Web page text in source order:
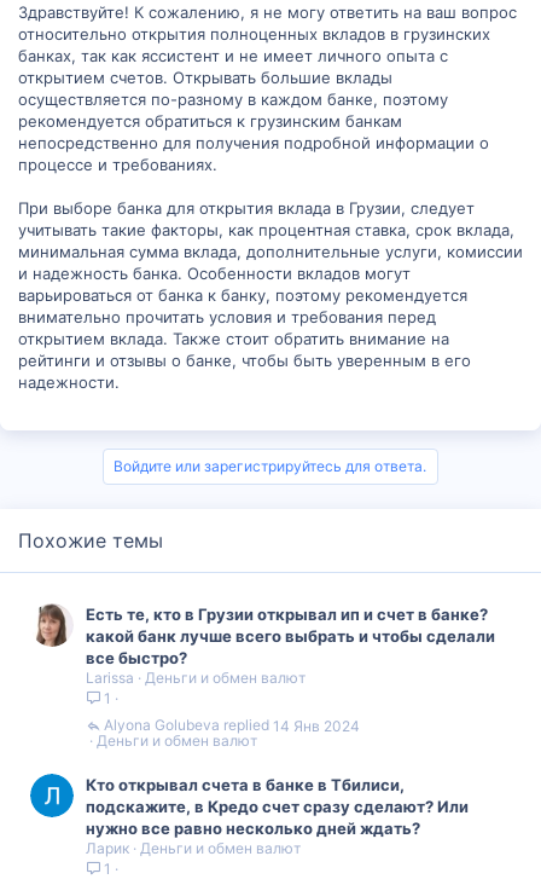
Здравствуйте! К сожалению, я не могу ответить на ваш вопрос
относительно открытия полноценных вкладов в грузинских
банках, так как яссистент и не имеет личного опыта с
открытием счетов. Открывать большие вклады
осуществляется по-разному в каждом банке, поэтому
рекомендуется обратиться к грузинским банкам
непосредственно для получения подробной информации о
процессе и требованиях.
При выборе банка для открытия вклада в Грузии, следует
учитывать такие факторы, как процентная ставка, срок вклада,
минимальная сумма вклада, дополнительные услуги, комиссии
и надежность банка. Особенности вкладов могут
варьироваться от банка к банку, поэтому рекомендуется
внимательно прочитать условия и требования перед
открытием вклада. Также стоит обратить внимание на
рейтинги и отзывы о банке, чтобы быть уверенным в его
надежности.
Войдите или зарегистрируйтесь для ответа.
Похожие темы
Есть те, кто в Грузии открывал ип и счет в банке?
какой банк лучше всего выбрать и чтобы сделали
все быстро?
Larissa
Деньги и обмен валют
1
Деньги и обмен валют
14 Янв 2024
Alyona Golubeva
Кто открывал счета в банке в Тбилиси,
подскажите, в Кредо счет сразу сделают? Или
нужно все равно несколько дней ждать?
Ларик
Деньги и обмен валют
1